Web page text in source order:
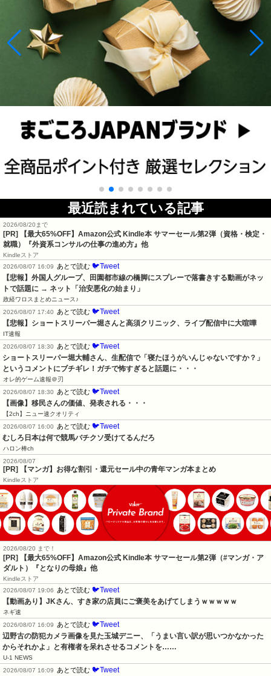
最近読まれている記事
2026/08/20まで
[PR]
【最大65%OFF】Amazon公式 Kindle本 サマーセール第2弾（資格・検定・
就職）『外資系コンサルの仕事の進め方』他
Kindleストア
2026/08/07 16:09
あとで読む 🐦Tweet
【悲報】外国人グループ、田園都市線の橋脚にスプレーで落書きする動画がネッ
トで話題に → ネット「治安悪化の始まり」
政経ワロスまとめニュース♪
2026/08/07 17:40
あとで読む 🐦Tweet
【悲報】ショートスリーパー堀さんと高須クリニック、ライブ配信中に大喧嘩
IT速報
2026/08/07 18:30
あとで読む 🐦Tweet
ショートスリーパー堀大輔さん、生配信で「寝たほうがいんじゃないですか？」
というコメントにブチギレ！ガチで怖すぎると話題に・・・
オレ的ゲーム速報＠刃
2026/08/07 18:30
あとで読む 🐦Tweet
【画像】移民さんの価値、発表される・・・
【2ch】ニュー速クオリティ
2026/08/07 16:00
あとで読む 🐦Tweet
むしろ日本は何で競馬バチクソ受けてるんだろ
ハロン棒ch
2026/08/07
[PR] 【マンガ】お得な割引・還元セール中の青年マンガ本まとめ
Kindleストア
2026/08/20 まで！
[PR]
【最大65%OFF】Amazon公式 Kindle本 サマーセール第2弾（#マンガ・ア
ダルト）『となりの母娘』他
Kindleストア
2026/08/07 19:06
あとで読む 🐦Tweet
【動画あり】JKさん、すき家の店員にご褒美をあげてしまうｗｗｗｗｗ
ネギ速
2026/08/07 16:09
あとで読む 🐦Tweet
辺野古の防犯カメラ画像を見た玉城デニー、「うまい言い訳が思いつかなかった
からそれかよ」と有権者を呆れさせるコメントを……
U-1 NEWS
2026/08/07 16:09
あとで読む 🐦Tweet